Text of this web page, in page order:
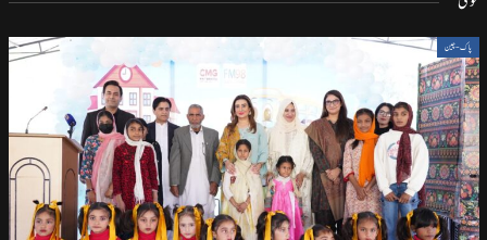
پاک-چین